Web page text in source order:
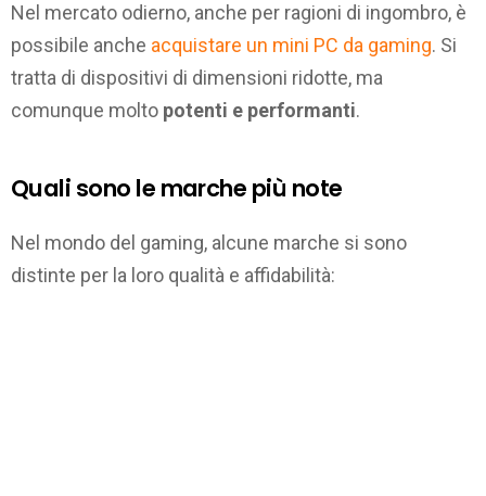
Nel mercato odierno, anche per ragioni di ingombro, è
possibile anche acquistare un mini PC da gaming. Si
tratta di dispositivi di dimensioni ridotte, ma
comunque molto potenti e performanti.
Quali sono le marche più note
Nel mondo del gaming, alcune marche si sono
distinte per la loro qualità e affidabilità: